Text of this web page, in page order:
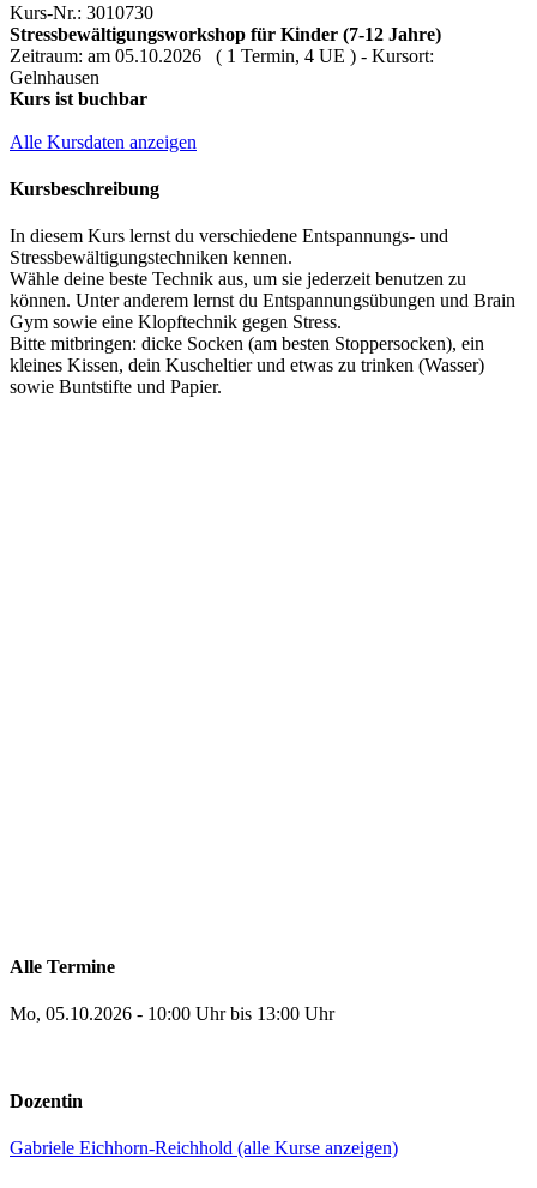
Kurs-Nr.: 3010730
Stressbewältigungsworkshop für Kinder (7-12 Jahre)
Zeitraum: am 05.10.2026 ( 1 Termin, 4 UE ) - Kursort:
Gelnhausen
Kurs ist buchbar
Alle Kursdaten anzeigen
Kursbeschreibung
In diesem Kurs lernst du verschiedene Entspannungs- und
Stressbewältigungstechniken kennen.
Wähle deine beste Technik aus, um sie jederzeit benutzen zu
können. Unter anderem lernst du Entspannungsübungen und Brain
Gym sowie eine Klopftechnik gegen Stress.
Bitte mitbringen: dicke Socken (am besten Stoppersocken), ein
kleines Kissen, dein Kuscheltier und etwas zu trinken (Wasser)
sowie Buntstifte und Papier.
Alle Termine
Mo, 05.10.2026 - 10:00 Uhr bis 13:00 Uhr
Dozentin
Gabriele Eichhorn-Reichhold (alle Kurse anzeigen)